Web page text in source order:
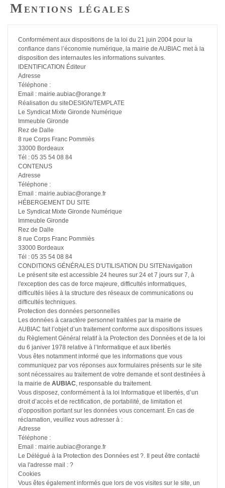
Mentions légales
Conformément aux dispositions de la loi du 21 juin 2004 pour la
confiance dans l’économie numérique, la mairie de AUBIAC met à la
disposition des internautes les informations suivantes.
IDENTIFICATION Éditeur
Adresse
Téléphone :
Email : mairie.aubiac@orange.fr
Réalisation du siteDESIGN/TEMPLATE
Le Syndicat Mixte Gironde Numérique
Immeuble Gironde
Rez de Dalle
8 rue Corps Franc Pommiès
33000 Bordeaux
Tél : 05 35 54 08 84
CONTENUS
Adresse
Téléphone :
Email : mairie.aubiac@orange.fr
HÉBERGEMENT DU SITE
Le Syndicat Mixte Gironde Numérique
Immeuble Gironde
Rez de Dalle
8 rue Corps Franc Pommiès
33000 Bordeaux
Tél : 05 35 54 08 84
CONDITIONS GÉNÉRALES D'UTILISATION DU SITENavigation
Le présent site est accessible 24 heures sur 24 et 7 jours sur 7, à
l'exception des cas de force majeure, difficultés informatiques,
difficultés liées à la structure des réseaux de communications ou
difficultés techniques.
Protection des données personnelles
Les données à caractère personnel traitées par la mairie de
AUBIAC fait l’objet d’un traitement conforme aux dispositions issues
du Règlement Général relatif à la Protection des Données et de la loi
du 6 janiver 1978 relative à l’Informatique et aux libertés
Vous êtes notamment informé que les informations que vous
communiquez par vos réponses aux formulaires présents sur le site
sont nécessaires au traitement de votre demande et sont destinées à
la mairie de AUBIAC, responsable du traitement.
Vous disposez, conformément à la loi Informatique et libertés, d’un
droit d’accès et de rectification, de portabilité, de limitation et
d’opposition portant sur les données vous concernant. En cas de
réclamation, veuillez vous adresser à :
Adresse
Téléphone :
Email : mairie.aubiac@orange.fr
Le Délégué à la Protection des Données est ?. Il peut être contacté
via l'adresse mail : ?
Cookies
Vous êtes également informés que lors de vos visites sur le site, un